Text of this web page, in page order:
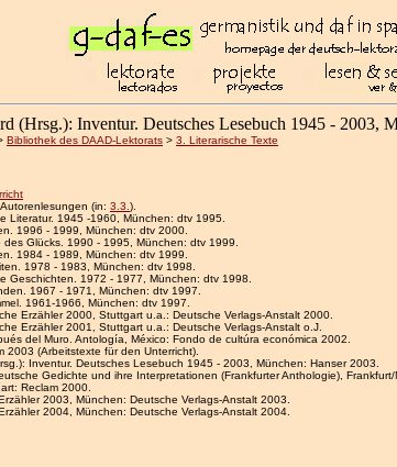
(Hrsg.): Inventur. Deutsches Lesebuch 1945 - 2003,
Bibliothek des DAAD-Lektorats > 3. Literarische Texte
(in: 3.3. ).
Literatur. 1945 -1960, München: dtv 1995.
1996 - 1999, München: dtv 2000.
Glücks. 1990 - 1995, München: dtv 1999.
1984 - 1989, München: dtv 1999.
1978 - 1983, München: dtv 1998.
Geschichten. 1972 - 1977, München: dtv 1998.
1967 - 1971, München: dtv 1997.
1961-1966, München: dtv 1997.
Erzähler 2000, Stuttgart u.a.: Deutsche Verlags-Anstalt 2000.
Erzähler 2001, Stuttgart u.a.: Deutsche Verlags-Anstalt o.J.
del Muro. Antología, México: Fondo de cultúra económica 2002.
2003 (Arbeitstexte für den Unterricht).
Inventur. Deutsches Lesebuch 1945 - 2003, München: Hanser 2003.
Gedichte und ihre Interpretationen (Frankfurter Anthologie), Frankfurt/
Reclam 2000.
2003, München: Deutsche Verlags-Anstalt 2003.
2004, München: Deutsche Verlags-Anstalt 2004.